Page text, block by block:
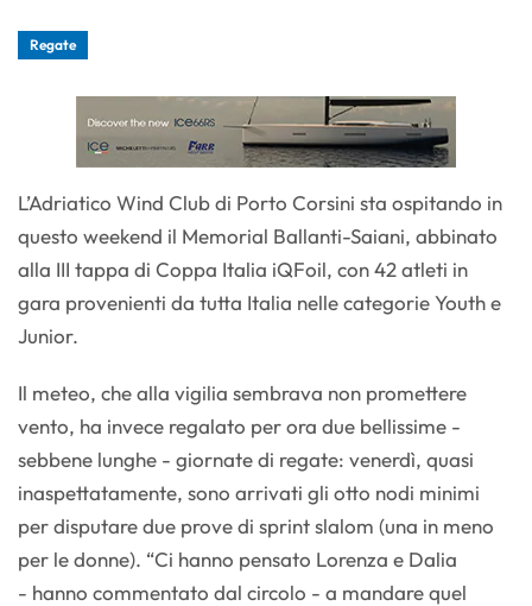
Regate
L’Adriatico Wind Club di Porto Corsini sta ospitando in
questo weekend il Memorial Ballanti-Saiani, abbinato
alla III tappa di Coppa Italia iQFoil, con 42 atleti in
gara provenienti da tutta Italia nelle categorie Youth e
Junior.
Il meteo, che alla vigilia sembrava non promettere
vento, ha invece regalato per ora due bellissime -
sebbene lunghe - giornate di regate: venerdì, quasi
inaspettatamente, sono arrivati gli otto nodi minimi
per disputare due prove di sprint slalom (una in meno
per le donne). “Ci hanno pensato Lorenza e Dalia
- hanno commentato dal circolo - a mandare quel